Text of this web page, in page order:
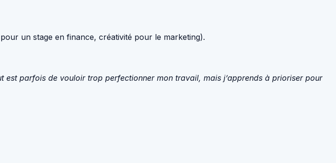
un stage en finance, créativité pour le marketing).
parfois de vouloir trop perfectionner mon travail, mais j’apprends à prioriser pour